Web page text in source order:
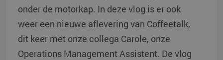
onder de motorkap. In deze vlog is er ook
weer een nieuwe aflevering van Coffeetalk,
dit keer met onze collega Carole, onze
Operations Management Assistent. De vlog